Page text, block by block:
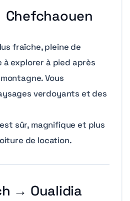
Chefchaouen
fraîche, pleine de
explorer à pied après
Vous
verdoyants et des
sûr, magnifique et plus
de location.
→ Oualidia